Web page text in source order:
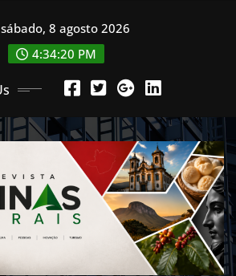
sábado, 8 agosto 2026
4:34:21 PM